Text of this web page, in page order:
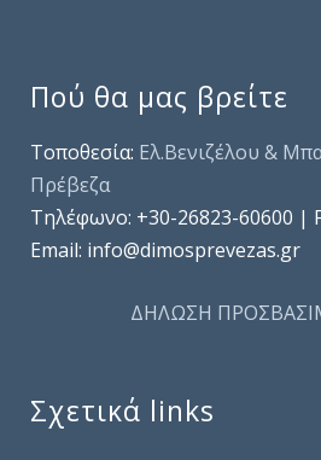
Πού θα μας βρείτε
Τοποθεσία: Ελ.Βενιζέλου &
Πρέβεζα
Τηλέφωνo: +30-26823-60600 |
Email: info@dimosprevezas.gr
ΔΗΛΩΣΗ
Σχετικά links